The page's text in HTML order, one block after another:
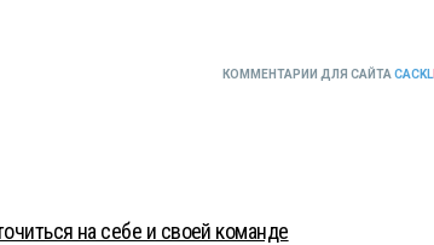
КОММЕНТАРИИ ДЛЯ САЙТА CACKL
на себе и своей команде